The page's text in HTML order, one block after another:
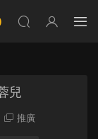
兒
推廣